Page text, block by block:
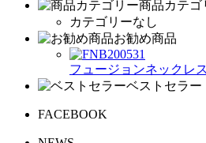
商品カテゴ
カテゴリーなし
お勧め商品
フュージョンネックレ
ベストセラー
FACEBOOK